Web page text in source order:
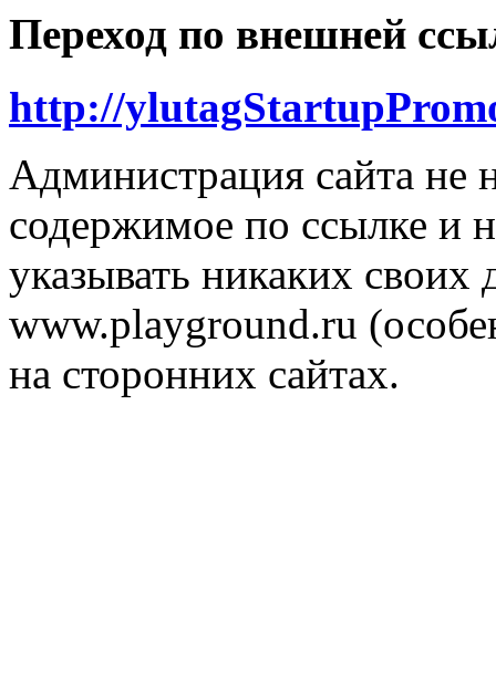
Переход по внешней
http://
Администрация сайта не
содержимое по ссылке и
указывать никаких
www.playground.ru
на сторонних сайтах.